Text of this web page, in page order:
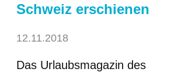
Schweiz erschienen
12.11.2018
Das Urlaubsmagazin des